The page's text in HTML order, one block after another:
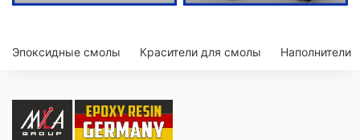
Эпоксидные смолы Красители для смолы Наполнители